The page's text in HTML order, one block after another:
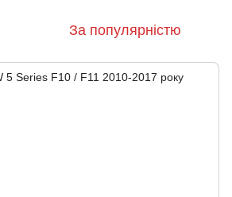
За популярністю